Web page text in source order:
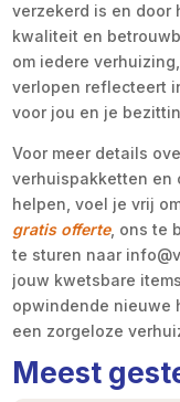
verzekerd is en door
kwaliteit en
om iedere
verlopen reflecteert
voor jou en je
Voor meer details
verhuispakketten en
helpen, voel je vrij
gratis offerte, ons te
te sturen naar
jouw kwetsbare
opwindende nieuwe
een zorgeloze
Meest